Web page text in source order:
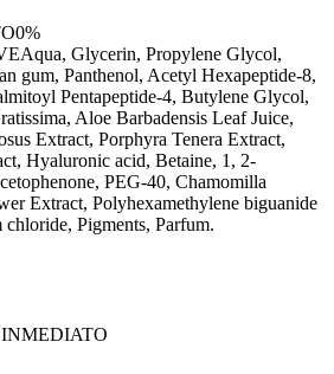
0%
Aqua, Glycerin, Propylene Glycol,
gum, Panthenol, Acetyl Hexapeptide-8,
Pentapeptide-4, Butylene Glycol,
Aloe Barbadensis Leaf Juice,
Extract, Porphyra Tenera Extract,
Hyaluronic acid, Betaine, 1, 2-
PEG-40, Chamomilla
Extract, Polyhexamethylene biguanide
Pigments, Parfum.